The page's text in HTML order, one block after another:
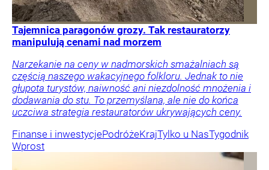
Tajemnica paragonów grozy. Tak restauratorzy
manipulują cenami nad morzem
Narzekanie na ceny w nadmorskich smażalniach są
częścią naszego wakacyjnego folkloru. Jednak to nie
głupota turystów, naiwność ani niezdolność mnożenia i
dodawania do stu. To przemyślana, ale nie do końca
uczciwa strategia restauratorów ukrywających ceny.
Finanse i inwestycjePodróżeKrajTylko u NasTygodnik
Wprost